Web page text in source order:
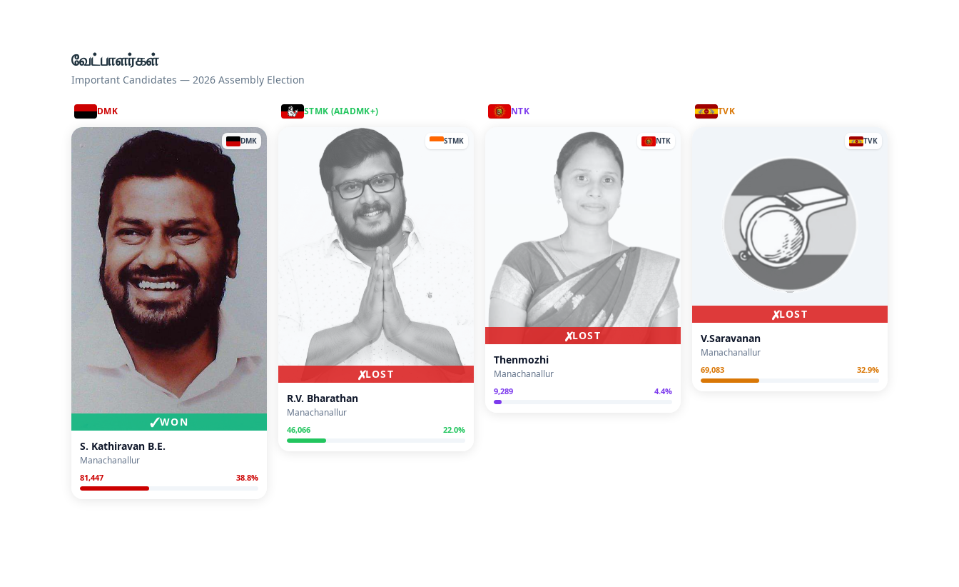
வேட்பாளர்கள்
Important Candidates — 2026 Assembly Election
DMK
✓WON
DMK
S. Kathiravan B.E.
Manachanallur
81,447 38.8%
STMK (AIADMK+)
✗LOST
STMK
R.V. Bharathan
Manachanallur
46,066 22.0%
NTK
✗LOST
NTK
Thenmozhi
Manachanallur
9,289 4.4%
TVK
✗LOST
TVK
V.Saravanan
Manachanallur
69,083 32.9%